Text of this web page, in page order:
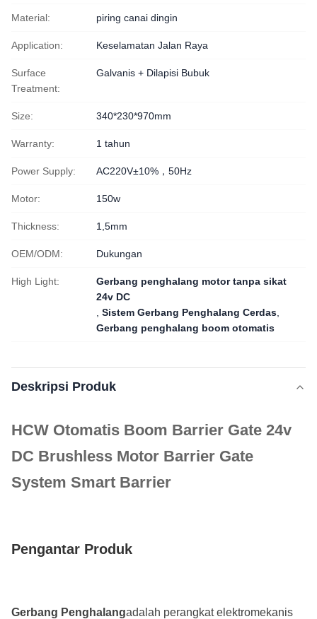
Material: piring canai dingin
Application: Keselamatan Jalan Raya
Surface
Treatment:
Galvanis + Dilapisi Bubuk
Size: 340*230*970mm
Warranty: 1 tahun
Power Supply: AC220V±10%，50Hz
Motor: 150w
Thickness: 1,5mm
OEM/ODM: Dukungan
High Light:
Gerbang penghalang motor tanpa sikat
24v DC
Sistem Gerbang Penghalang Cerdas
Gerbang penghalang boom otomatis
Deskripsi Produk
HCW Otomatis Boom Barrier Gate 24v
DC Brushless Motor Barrier Gate
System Smart Barrier
Pengantar Produk
Gerbang Penghalangadalah perangkat elektromekanis